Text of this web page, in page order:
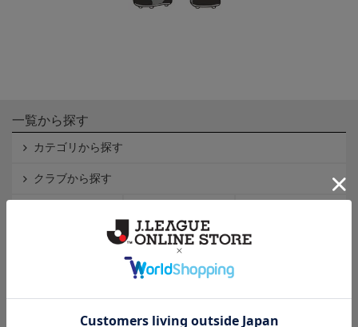
一覧から探す
カテゴリから探す
クラブから探す
インフォメーション
Ｊリーグオンラインストアとは
利用規約